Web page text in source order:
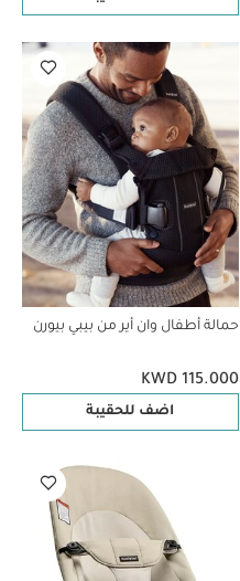
حمالة أطفال وان أير من بيبي بيورن
KWD 115.000
اضف للحقيبة